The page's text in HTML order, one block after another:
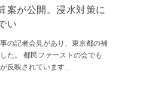
案が公開。浸水対策に
い
の記者会見があり、東京都の補
た。 都民ファーストの会でも
反映されています